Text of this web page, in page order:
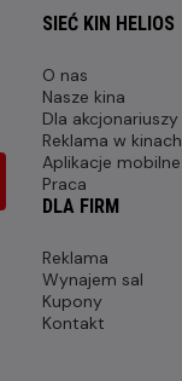
SIEĆ KIN HELIOS
O nas
Nasze kina
Dla akcjonariuszy
Reklama w kinach
Aplikacje mobilne
Praca
DLA FIRM
Reklama
Wynajem sal
Kupony
Kontakt